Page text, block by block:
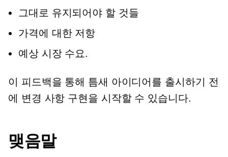
그대로 유지되어야 할 것들
가격에 대한 저항
예상 시장 수요.
이 피드백을 통해 틈새 아이디어를 출시하기 전
에 변경 사항 구현을 시작할 수 있습니다.
맺음말